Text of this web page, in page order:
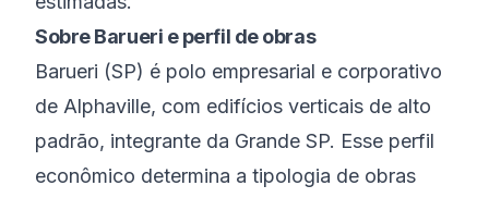
SobreBarueri e perfil de obras
Barueri (SP) é polo empresarial e corporativo
de Alphaville, com edifícios verticais de alto
padrão, integrante da Grande SP. Esse perfil
econômico determina a tipologia de obras